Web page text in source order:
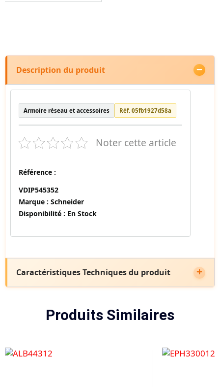
Description du produit
Armoire réseau et accessoires Réf. 05fb1927d58a
Noter cette article
Référence :
VDIP545352
Marque : Schneider
Disponibilité : En Stock
Caractéristiques Techniques du produit
Produits Similaires